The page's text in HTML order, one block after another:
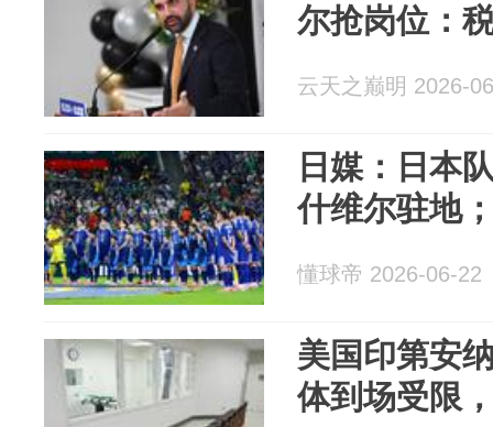
尔抢岗位：
云天之巅明 2026-
日媒：日本
什维尔驻地
懂球帝 2026-06-22
美国印第安
体到场受限